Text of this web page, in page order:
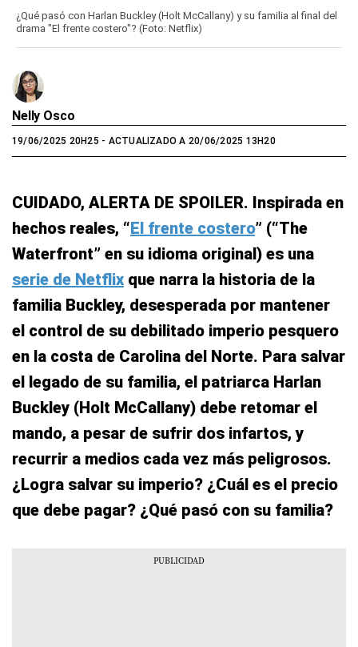
¿Qué pasó con Harlan Buckley (Holt McCallany) y su familia al final del
drama "El frente costero"? (Foto: Netflix)
Nelly Osco
19/06/2025 20H25 - ACTUALIZADO A 20/06/2025 13H20
CUIDADO, ALERTA DE SPOILER. Inspirada en
hechos reales, “El frente costero” (“The
Waterfront” en su idioma original) es una
serie de Netflix que narra la historia de la
familia Buckley, desesperada por mantener
el control de su debilitado imperio pesquero
en la costa de Carolina del Norte. Para salvar
el legado de su familia, el patriarca Harlan
Buckley (Holt McCallany) debe retomar el
mando, a pesar de sufrir dos infartos, y
recurrir a medios cada vez más peligrosos.
¿Logra salvar su imperio? ¿Cuál es el precio
que debe pagar? ¿Qué pasó con su familia?